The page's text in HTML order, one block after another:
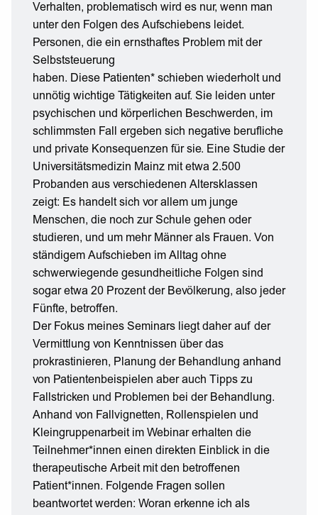
Verhalten, problematisch wird es nur, wenn man
unter den Folgen des Aufschiebens leidet.
Personen, die ein ernsthaftes Problem mit der
Selbststeuerung
haben. Diese Patienten* schieben wiederholt und
unnötig wichtige Tätigkeiten auf. Sie leiden unter
psychischen und körperlichen Beschwerden, im
schlimmsten Fall ergeben sich negative berufliche
und private Konsequenzen für sie. Eine Studie der
Universitätsmedizin Mainz mit etwa 2.500
Probanden aus verschiedenen Altersklassen
zeigt: Es handelt sich vor allem um junge
Menschen, die noch zur Schule gehen oder
studieren, und um mehr Männer als Frauen. Von
ständigem Aufschieben im Alltag ohne
schwerwiegende gesundheitliche Folgen sind
sogar etwa 20 Prozent der Bevölkerung, also jeder
Fünfte, betroffen.
Der Fokus meines Seminars liegt daher auf der
Vermittlung von Kenntnissen über das
prokrastinieren, Planung der Behandlung anhand
von Patientenbeispielen aber auch Tipps zu
Fallstricken und Problemen bei der Behandlung.
Anhand von Fallvignetten, Rollenspielen und
Kleingruppenarbeit im Webinar erhalten die
Teilnehmer*innen einen direkten Einblick in die
therapeutische Arbeit mit den betroffenen
Patient*innen. Folgende Fragen sollen
beantwortet werden: Woran erkenne ich als